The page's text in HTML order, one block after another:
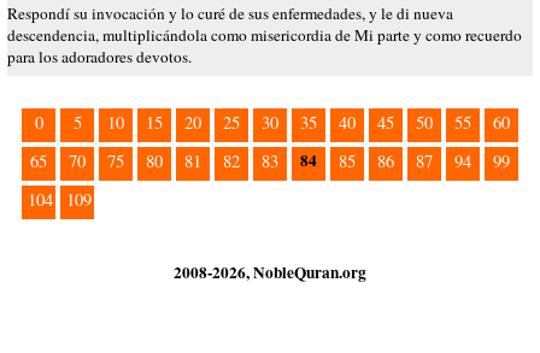
Respondí su invocación y lo curé de sus enfermedades, y le di nueva
descendencia, multiplicándola como misericordia de Mi parte y como recuerdo
para los adoradores devotos.
0 5 10 15 20 25 30 35 40 45 50 55
60
65
70 75 80 81 82 83 84 85 86 87 94
99
104
109
2008-2026, NobleQuran.org